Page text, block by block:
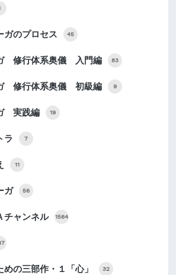
ガのプロセス 45
修行体系奥儀 入門編 83
修行体系奥儀 初級編 9
実践編 19
ラ 7
11
ガ 56
チャンネル 1564
の三部作・１「心」 32